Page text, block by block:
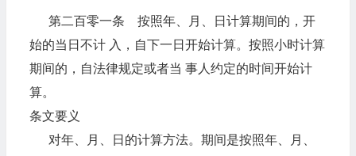
第二百零一条 按照年、月、日计算期间的，开
始的当日不计 入，自下一日开始计算。按照小时计算
期间的，自法律规定或者当 事人约定的时间开始计
算。
条文要义
对年、月、日的计算方法。期间是按照年、月、